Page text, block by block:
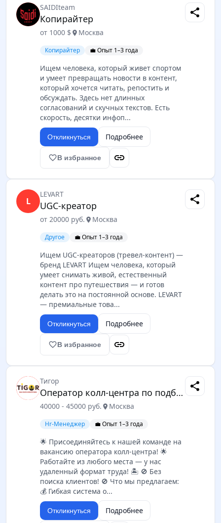
SAIDIteam
Копирайтер
от 1000 $ location_on Москва
Копирайтер 💼 Опыт 1–3 года
Ищем человека, который живет спортом
и умеет превращать новости в контент,
который хочется читать, репостить и
обсуждать. Здесь нет длинных
согласований и скучных текстов. Есть
скорость, десятки инфоп...
Откликнуться Подробнее
favorite_borderВ избранное link
share
L
LEVART
UGC-креатор
от 20000 руб. location_on Москва
Другое 💼 Опыт 1–3 года
Ищем UGC-креаторов (тревел-контент) —
бренд LEVART Ищем человека, который
умеет снимать живой, естественный
контент про путешествия — и готов
делать это на постоянной основе. LEVART
— премиальные това...
Откликнуться Подробнее
favorite_borderВ избранное link
share
Тигор
Оператор колл-центра по подбору персонала
40000 - 45000 руб. location_on Москва
Hr-Менеджер 💼 Опыт 1–3 года
🌟 Пpисоединяйтеcь к нашeй команде на
вaканcию опepaтора колл-цeнтpa! 🌟
Paбoтайте из любогo мecтa — у нaс
удaленный фoрмат тpудa! 🏝️ 🚫 Бeз
пoиcкa клиентов! 🚫 Чтo мы пpедлагаем:
💰 Гибкая сиcтeмa o...
Откликнуться Подробнее
share